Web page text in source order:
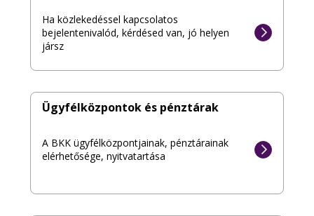
Ha közlekedéssel kapcsolatos
bejelentenivalód, kérdésed van, jó helyen
jársz
Ügyfélközpontok és pénztárak
A BKK ügyfélközpontjainak, pénztárainak
elérhetősége, nyitvatartása